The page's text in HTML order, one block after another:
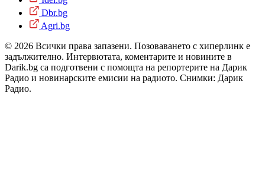
Dbr.bg
Agri.bg
© 2026 Всички права запазени. Позоваването с хиперлинк е
задължително. Интервютата, коментарите и новините в
Darik.bg са подготвени с помощта на репортерите на Дарик
Радио и новинарските емисии на радиото. Снимки: Дарик
Радио.